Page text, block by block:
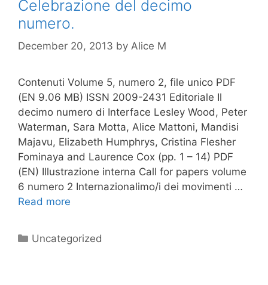
Celebrazione del decimo
numero.
December 20, 2013 by Alice M
Contenuti Volume 5, numero 2, file unico PDF
(EN 9.06 MB) ISSN 2009-2431 Editoriale Il
decimo numero di Interface Lesley Wood, Peter
Waterman, Sara Motta, Alice Mattoni, Mandisi
Majavu, Elizabeth Humphrys, Cristina Flesher
Fominaya and Laurence Cox (pp. 1 – 14) PDF
(EN) Illustrazione interna Call for papers volume
6 numero 2 Internazionalimo/i dei movimenti …
Read more
Categories
Uncategorized